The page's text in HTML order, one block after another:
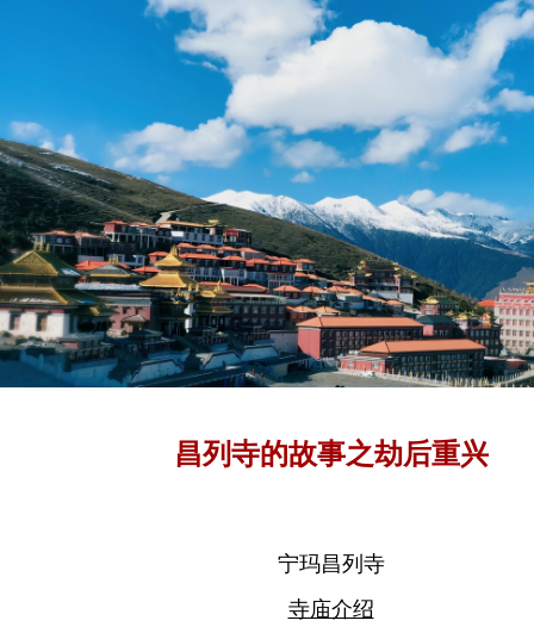
昌列寺的故事之劫后重兴
宁玛昌列寺
寺庙介绍